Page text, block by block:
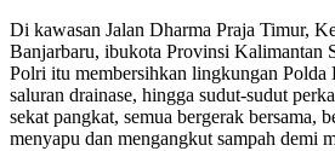
Di kawasan Jalan Dharma Praja Timur,
Banjarbaru, ibukota Provinsi Kalimantan
Polri itu membersihkan lingkungan Polda
saluran drainase, hingga sudut-sudut
sekat pangkat, semua bergerak bersama,
menyapu dan mengangkut sampah demi